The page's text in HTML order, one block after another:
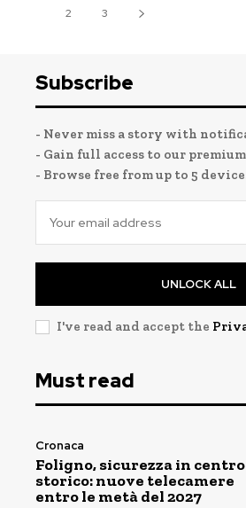
2 3
Subscribe
- Never miss a story with
- Gain full access to our
- Browse free from up to 5
UNLOCK ALL
I've read and accept the
Must read
Cronaca
Foligno, sicurezza in centro
storico: nuove telecamere
entro le metà del 2027